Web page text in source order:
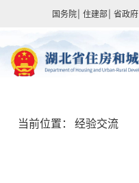
国务院 住建部 省政府
当前位置： 经验交流